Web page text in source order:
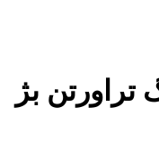
تراورتن بژ